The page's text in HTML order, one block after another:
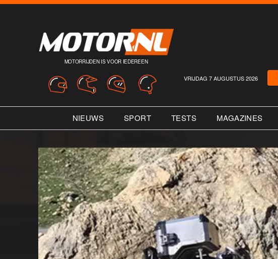
MOTORRIJDEN IS VOOR IEDEREEN
VRIJDAG 7 AUGUSTUS 2026
NIEUWS SPORT TESTS MAGAZINES